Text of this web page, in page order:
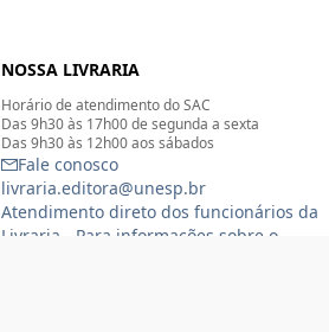
NOSSA LIVRARIA
Horário de atendimento do SAC
Das 9h30 às 17h00 de segunda a sexta
Das 9h30 às 12h00 aos sábados
Fale conosco
livraria.editora@unesp.br
Atendimento direto dos funcionários da
Livraria - Para informações sobre o